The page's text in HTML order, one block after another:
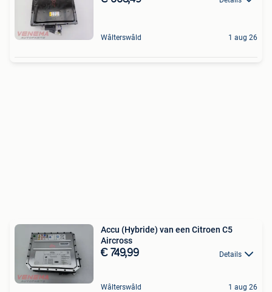
Wâlterswâld 1 aug 26
Accu (Hybride) van een Citroen C5
Aircross
€ 749,99 Details
Wâlterswâld 1 aug 26